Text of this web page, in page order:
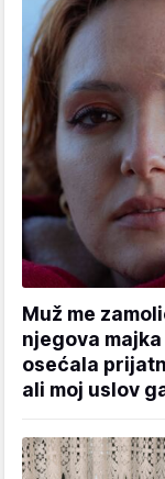
Muž me
njegova
osećala
ali moj uslov